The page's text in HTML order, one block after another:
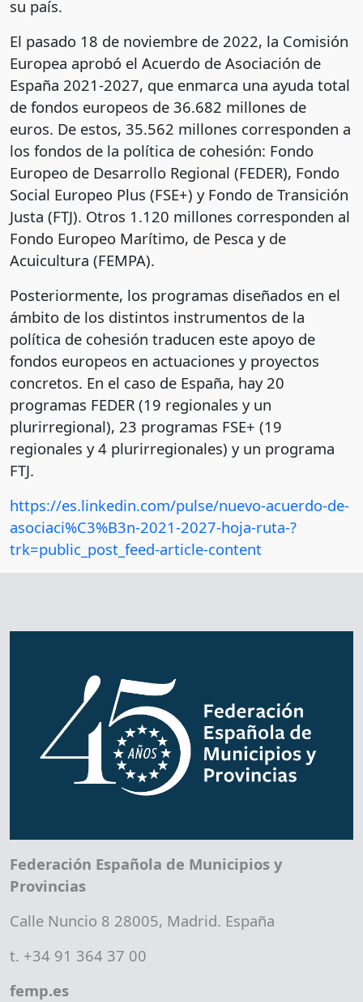
su país.
El pasado 18 de noviembre de 2022, la Comisión
Europea aprobó el Acuerdo de Asociación de
España 2021-2027, que enmarca una ayuda total
de fondos europeos de 36.682 millones de
euros. De estos, 35.562 millones corresponden a
los fondos de la política de cohesión: Fondo
Europeo de Desarrollo Regional (FEDER), Fondo
Social Europeo Plus (FSE+) y Fondo de Transición
Justa (FTJ). Otros 1.120 millones corresponden al
Fondo Europeo Marítimo, de Pesca y de
Acuicultura (FEMPA).
Posteriormente, los programas diseñados en el
ámbito de los distintos instrumentos de la
política de cohesión traducen este apoyo de
fondos europeos en actuaciones y proyectos
concretos. En el caso de España, hay 20
programas FEDER (19 regionales y un
plurirregional), 23 programas FSE+ (19
regionales y 4 plurirregionales) y un programa
FTJ.
https://es.linkedin.com/pulse/nuevo-acuerdo-de-
asociaci%C3%B3n-2021-2027-hoja-ruta-?
trk=public_post_feed-article-content
Federación Española de Municipios y
Provincias
Calle Nuncio 8 28005, Madrid. España
t. +34 91 364 37 00
femp.es